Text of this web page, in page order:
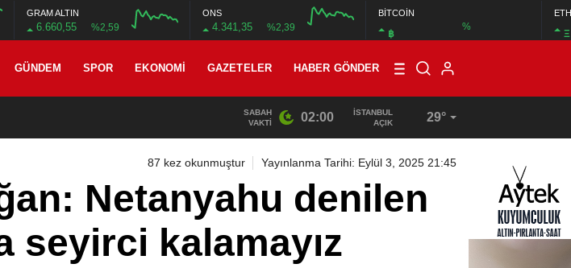
GRAM ALTIN
6.660,55 %2,59
ONS
4.341,35 %2,39
BİTCOİN
฿
%
Ξ
GÜNDEM SPOR EKONOMI GAZETELER HABER GÖNDER
13:33 / BAŞKAN DR. MİTHAT BÜLENT ÖZMEN’DEN
SABAH
VAKTI
02:00
İSTANBUL
AÇIK
29°
87 kez okunmuştur Yayınlanma Tarihi: Eylül 3, 2025 21:45
Netanyahu denilen
seyirci kalamayız